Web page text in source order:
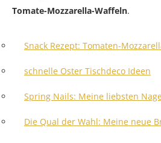
Tomate-Mozzarella-Waffeln.
Snack Rezept: Tomaten-
schnelle Oster Tischdeco Ideen
Spring Nails: Meine liebsten
Die Qual der Wahl: Meine neue